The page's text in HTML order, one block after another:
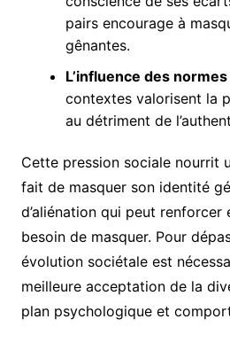
pairs encourage à
gênantes.
L’influence des
contextes valorisent la
au détriment de
Cette pression sociale nourrit
fait de masquer son identité
d’aliénation qui peut renforcer
besoin de masquer. Pour
évolution sociétale est
meilleure acceptation de la
plan psychologique et